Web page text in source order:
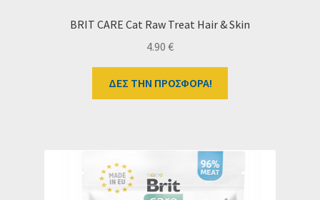
BRIT CARE Cat Raw Treat Hair & Skin
4.90 €
ΔΕΣ ΤΗΝ ΠΡΟΣΦΟΡΑ!